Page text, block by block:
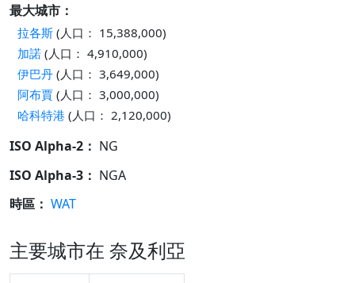
最大城市：
拉各斯 (人口： 15,388,000)
加諾 (人口： 4,910,000)
伊巴丹 (人口： 3,649,000)
阿布賈 (人口： 3,000,000)
哈科特港 (人口： 2,120,000)
ISO Alpha-2： NG
ISO Alpha-3： NGA
時區： WAT
主要城市在 奈及利亞